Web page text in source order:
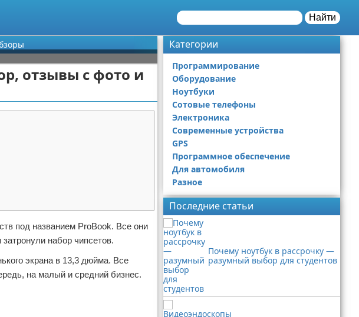
Найти
отзывы с фото и
под названием ProBook. Все они
набор чипсетов.
экрана в 13,3 дюйма. Все
на малый и средний бизнес.
Категории
Программирование
Оборудование
Ноутбуки
Сотовые телефоны
Электроника
Современные устройства
GPS
Программное обеспечение
Для автомобиля
Разное
Последние статьи
Почему ноутбук в рассрочку —
разумный выбор для студентов